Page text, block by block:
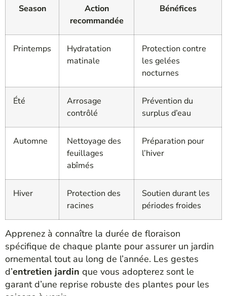
Season
Action
recommandée
Bénéfices
Printemps
Hydratation
matinale
Protection contre
les gelées
nocturnes
Été
Arrosage
contrôlé
Prévention du
surplus d’eau
Automne
Nettoyage des
feuillages
abîmés
Préparation pour
l’hiver
Hiver
Protection des
racines
Soutien durant les
périodes froides
Apprenez à connaître la durée de floraison
spécifique de chaque plante pour assurer un jardin
ornemental tout au long de l’année. Les gestes
d’entretien jardin que vous adopterez sont le
garant d’une reprise robuste des plantes pour les